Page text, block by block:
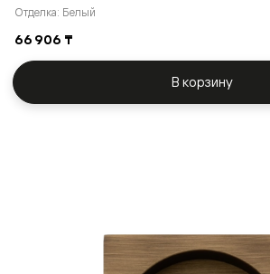
Отделка: Белый
66 906 ₸
В корзину